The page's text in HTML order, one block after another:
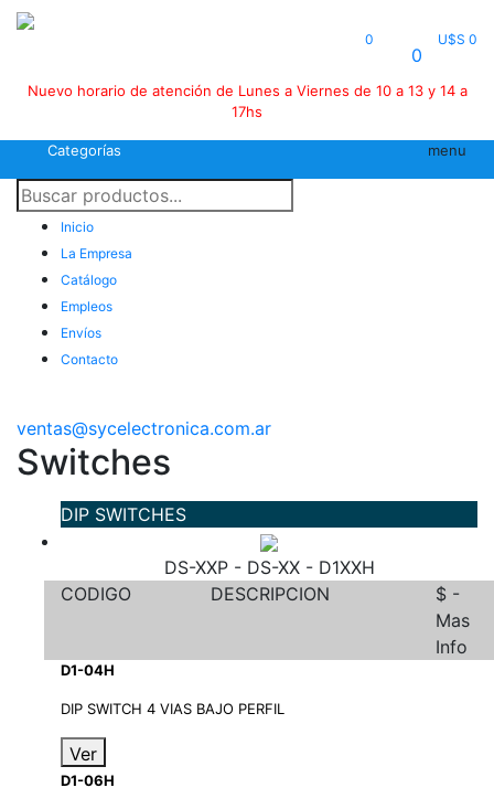
0
0
U$S 0
Nuevo horario de atención de Lunes a Viernes de 10 a 13 y 14 a
17hs
Categorías menu
Inicio
La Empresa
Catálogo
Empleos
Envíos
Contacto
ventas@sycelectronica.com.ar
Switches
DIP SWITCHES
DS-XXP - DS-XX - D1XXH
CODIGO
DESCRIPCION
$ -
Mas
Info
D1-04H
DIP SWITCH 4 VIAS BAJO PERFIL
Ver
D1-06H